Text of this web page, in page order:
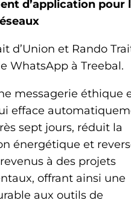
d’application pour
d’Union et Rando
WhatsApp à Treebal.
messagerie éthique
efface
sept jours, réduit la
énergétique et
à des projets
offrant ainsi une
aux outils de